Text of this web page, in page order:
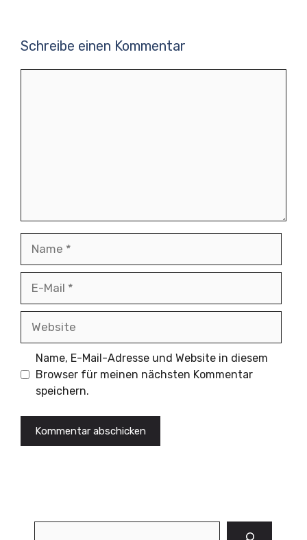
Schreibe einen Kommentar
Mail
Name, E-Mail-Adresse und Website in diesem
Browser für meinen nächsten Kommentar
speichern.